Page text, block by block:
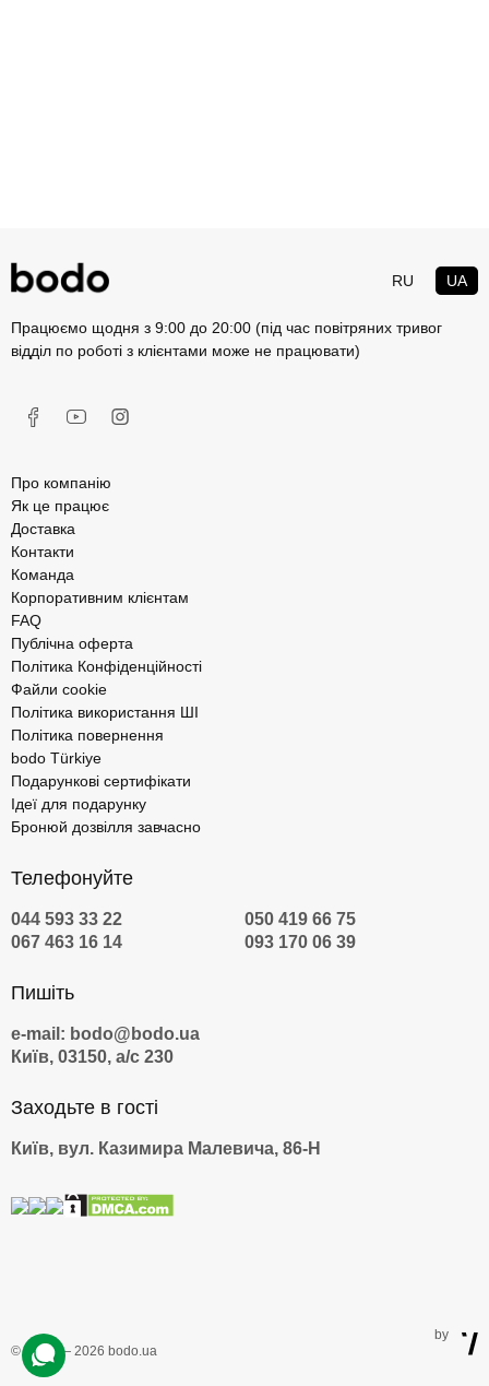
RU UA
Працюємо щодня з 9:00 до 20:00 (під час повітряних тривог
відділ по роботі з клієнтами може не працювати)
Про компанію
Як це працює
Доставка
Контакти
Команда
Корпоративним клієнтам
FAQ
Публічна оферта
Політика Конфіденційності
Файли cookie
Політика використання ШІ
Політика повернення
bodo Türkiye
Подарункові сертифікати
Ідеї для подарунку
Бронюй дозвілля завчасно
Телефонуйте
044 593 33 22
050 419 66 75
067 463 16 14
093 170 06 39
Пишіть
e-mail: bodo@bodo.ua
Київ, 03150, а/с 230
Заходьте в гості
Київ, вул. Казимира Малевича, 86-Н
© 2009 — 2026 bodo.ua
by